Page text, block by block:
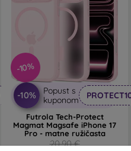
-10%
-10%
Popust s
kuponom
Futrola Tech-Protect
Magmat Magsafe iPhone 17
Pro - matne ružičasta
20,90 €